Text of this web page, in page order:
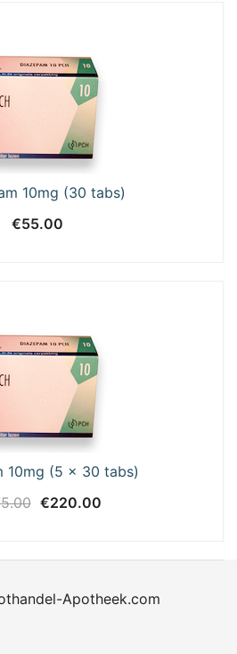
10mg (30 tabs)
€55.00
10mg (5 x 30 tabs)
Oorspronkelijke
€220.00Huidige
Apotheek.com